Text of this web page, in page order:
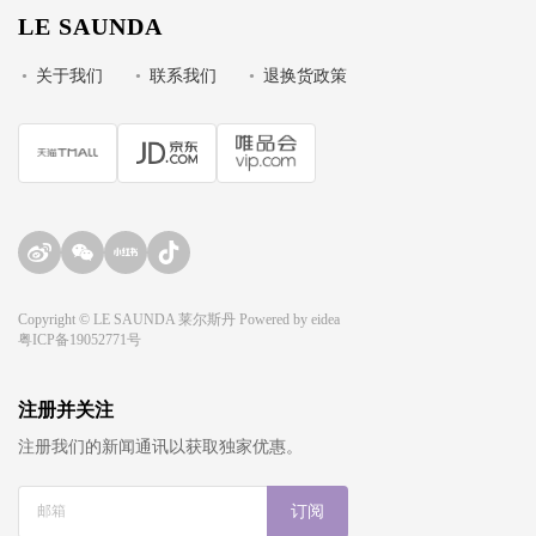
LE SAUNDA
• 关于我们 • 联系我们 • 退换货政策
Copyright © LE SAUNDA 莱尔斯丹 Powered by eidea
粤ICP备19052771号
注册并关注
注册我们的新闻通讯以获取独家优惠。
订阅